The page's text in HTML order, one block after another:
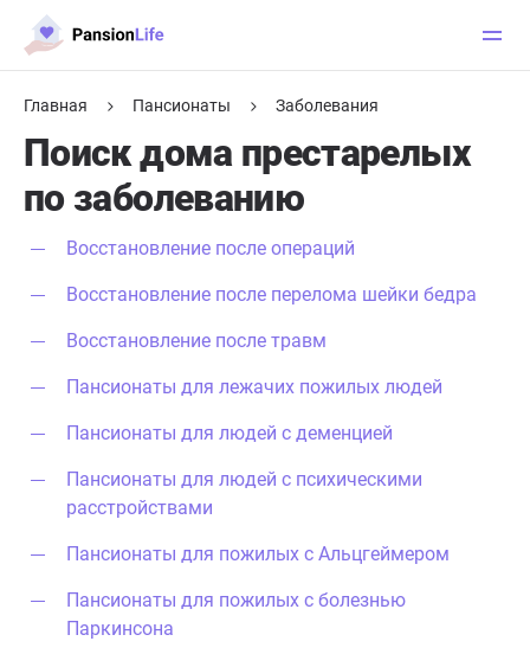
Главная Пансионаты Заболевания
Поиск дома престарелых
по заболеванию
Восстановление после операций
Восстановление после перелома шейки бедра
Восстановление после травм
Пансионаты для лежачих пожилых людей
Пансионаты для людей с деменцией
Пансионаты для людей с психическими
расстройствами
Пансионаты для пожилых с Альцгеймером
Пансионаты для пожилых с болезнью
Паркинсона